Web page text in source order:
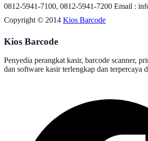
0812-5941-7100, 0812-5941-7200 Email :
Copyright © 2014 Kios Barcode
Kios Barcode
Penyedia perangkat kasir, barcode scanner,
dan software kasir terlengkap dan terpercaya